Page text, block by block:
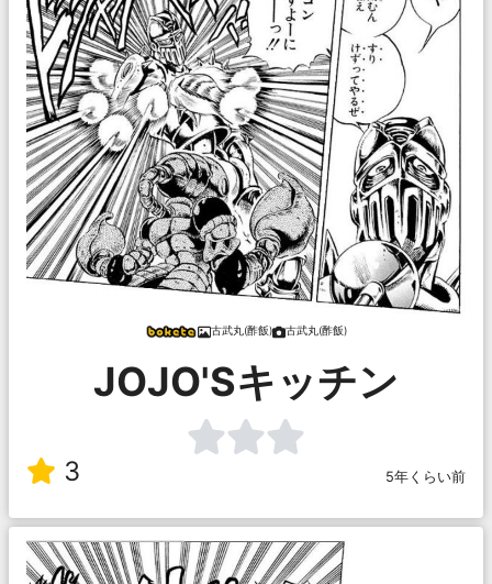
古武丸(酢飯) 古武丸(酢飯)
JOJO'Sキッチン
3 5年くらい前